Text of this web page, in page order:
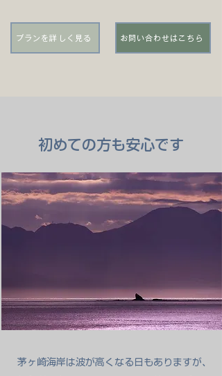
プランを詳しく見る お問い合わせはこちら
初めての方も安心です
茅ヶ崎海岸は波が高くなる日もありますが、